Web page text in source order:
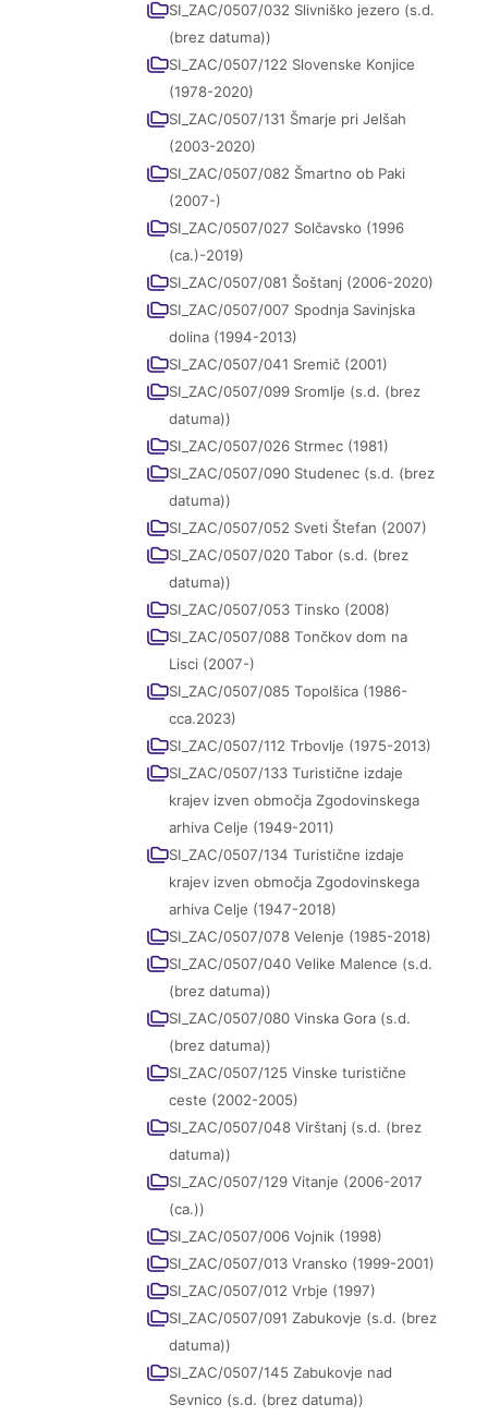
SI_ZAC/0507/032 Slivniško jezero (s.d.
(brez datuma))
SI_ZAC/0507/122 Slovenske Konjice
(1978-2020)
SI_ZAC/0507/131 Šmarje pri Jelšah
(2003-2020)
SI_ZAC/0507/082 Šmartno ob Paki
(2007-)
SI_ZAC/0507/027 Solčavsko (1996
(ca.)-2019)
SI_ZAC/0507/081 Šoštanj (2006-2020)
SI_ZAC/0507/007 Spodnja Savinjska
dolina (1994-2013)
SI_ZAC/0507/041 Sremič (2001)
SI_ZAC/0507/099 Sromlje (s.d. (brez
datuma))
SI_ZAC/0507/026 Strmec (1981)
SI_ZAC/0507/090 Studenec (s.d. (brez
datuma))
SI_ZAC/0507/052 Sveti Štefan (2007)
SI_ZAC/0507/020 Tabor (s.d. (brez
datuma))
SI_ZAC/0507/053 Tinsko (2008)
SI_ZAC/0507/088 Tončkov dom na
Lisci (2007-)
SI_ZAC/0507/085 Topolšica (1986-
cca.2023)
SI_ZAC/0507/112 Trbovlje (1975-2013)
SI_ZAC/0507/133 Turistične izdaje
krajev izven območja Zgodovinskega
arhiva Celje (1949-2011)
SI_ZAC/0507/134 Turistične izdaje
krajev izven območja Zgodovinskega
arhiva Celje (1947-2018)
SI_ZAC/0507/078 Velenje (1985-2018)
SI_ZAC/0507/040 Velike Malence (s.d.
(brez datuma))
SI_ZAC/0507/080 Vinska Gora (s.d.
(brez datuma))
SI_ZAC/0507/125 Vinske turistične
ceste (2002-2005)
SI_ZAC/0507/048 Virštanj (s.d. (brez
datuma))
SI_ZAC/0507/129 Vitanje (2006-2017
(ca.))
SI_ZAC/0507/006 Vojnik (1998)
SI_ZAC/0507/013 Vransko (1999-2001)
SI_ZAC/0507/012 Vrbje (1997)
SI_ZAC/0507/091 Zabukovje (s.d. (brez
datuma))
SI_ZAC/0507/145 Zabukovje nad
Sevnico (s.d. (brez datuma))